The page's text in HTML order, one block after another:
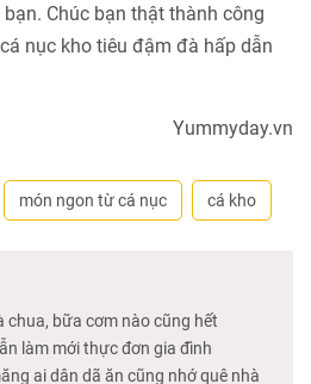
Chúc bạn thật thành công
nục kho tiêu đậm đà hấp dẫn
Yummyday.vn
món ngon từ cá nục cá kho
chua, bữa cơm nào cũng hết
làm mới thực đơn gia đình
ai dân dã ăn cũng nhớ quê nhà